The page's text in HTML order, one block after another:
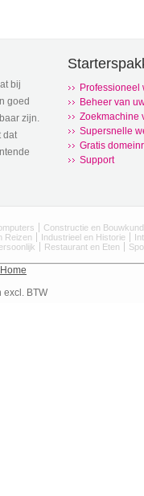
bij
goed
zijn.
dat
Professioneel
Beheer van
Zoekmachine
Supersnelle
Gratis
Support
Constructie en
Reizen Industrieel en Historie
Restaurant en Eten
Home
excl. BTW